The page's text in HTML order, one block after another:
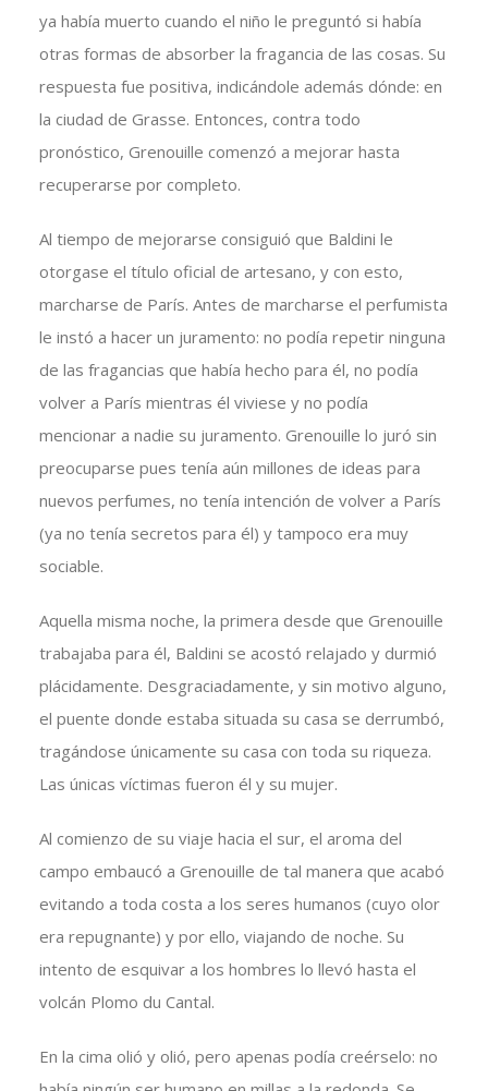
ya había muerto cuando el niño le preguntó si había
otras formas de absorber la fragancia de las cosas. Su
respuesta fue positiva, indicándole además dónde: en
la ciudad de Grasse. Entonces, contra todo
pronóstico, Grenouille comenzó a mejorar hasta
recuperarse por completo.
Al tiempo de mejorarse consiguió que Baldini le
otorgase el título oficial de artesano, y con esto,
marcharse de París. Antes de marcharse el perfumista
le instó a hacer un juramento: no podía repetir ninguna
de las fragancias que había hecho para él, no podía
volver a París mientras él viviese y no podía
mencionar a nadie su juramento. Grenouille lo juró sin
preocuparse pues tenía aún millones de ideas para
nuevos perfumes, no tenía intención de volver a París
(ya no tenía secretos para él) y tampoco era muy
sociable.
Aquella misma noche, la primera desde que Grenouille
trabajaba para él, Baldini se acostó relajado y durmió
plácidamente. Desgraciadamente, y sin motivo alguno,
el puente donde estaba situada su casa se derrumbó,
tragándose únicamente su casa con toda su riqueza.
Las únicas víctimas fueron él y su mujer.
Al comienzo de su viaje hacia el sur, el aroma del
campo embaucó a Grenouille de tal manera que acabó
evitando a toda costa a los seres humanos (cuyo olor
era repugnante) y por ello, viajando de noche. Su
intento de esquivar a los hombres lo llevó hasta el
volcán Plomo du Cantal.
En la cima olió y olió, pero apenas podía creérselo: no